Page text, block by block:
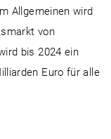
Allgemeinen wird
von
bis 2024 ein
Euro für alle